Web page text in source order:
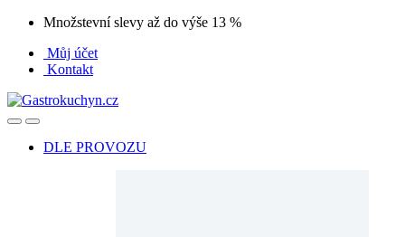
Přeskočit
navigaci
Přeskočit
obsah
Množstevní slevy až do výše 13 %
Můj účet
Kontakt
OpenClose
DLE PROVOZU